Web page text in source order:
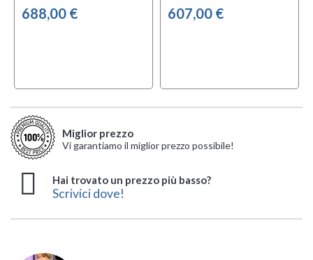
688,00 € 607,00 €
Miglior prezzo
Vi garantiamo il miglior prezzo possibile!
Hai trovato un prezzo più basso?
Scrivici dove!